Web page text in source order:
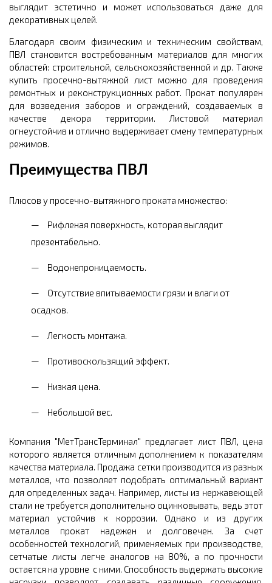
выглядит эстетично и может использоваться даже для
декоративных целей.
Благодаря своим физическим и техническим свойствам,
ПВЛ становится востребованным материалов для многих
областей: строительной, сельскохозяйственной и др. Также
купить просечно-вытяжной лист можно для проведения
ремонтных и реконструкционных работ. Прокат популярен
для возведения заборов и ограждений, создаваемых в
качестве декора территории. Листовой материал
огнеустойчив и отлично выдерживает смену температурных
режимов.
Преимущества ПВЛ
Плюсов у просечно-вытяжного проката множество:
Рифленая поверхность, которая выглядит
презентабельно.
Водонепроницаемость.
Отсутствие впитываемости грязи и влаги от
осадков.
Легкость монтажа.
Противоскользящий эффект.
Низкая цена.
Небольшой вес.
Компания "МетТрансТерминал" предлагает лист ПВЛ, цена
которого является отличным дополнением к показателям
качества материала. Продажа сетки производится из разных
металлов, что позволяет подобрать оптимальный вариант
для определенных задач. Например, листы из нержавеющей
стали не требуется дополнительно оцинковывать, ведь этот
материал устойчив к коррозии. Однако и из других
металлов прокат надежен и долговечен. За счет
особенностей технологий, применяемых при производстве,
сетчатые листы легче аналогов на 80%, а по прочности
остается на уровне с ними. Способность выдержать высокие